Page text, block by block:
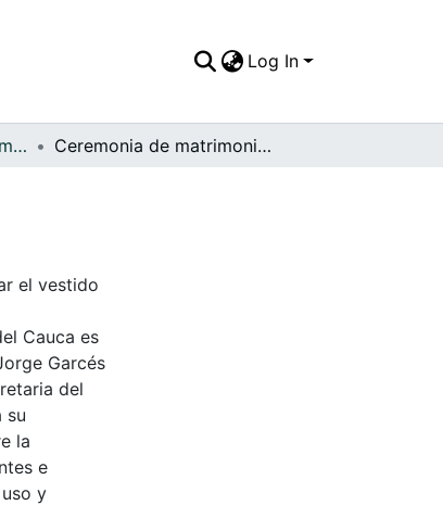
Log In
APFFVC - Moda - Patrimonial Ceremonia de matrimonio de Teresa Alvarez
el vestido
Cauca es
Garcés
del
su
la
e
y